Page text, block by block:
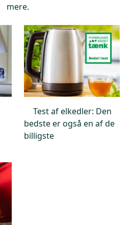
mere.
Test af elkedler: Den
bedste er også en af de
billigste